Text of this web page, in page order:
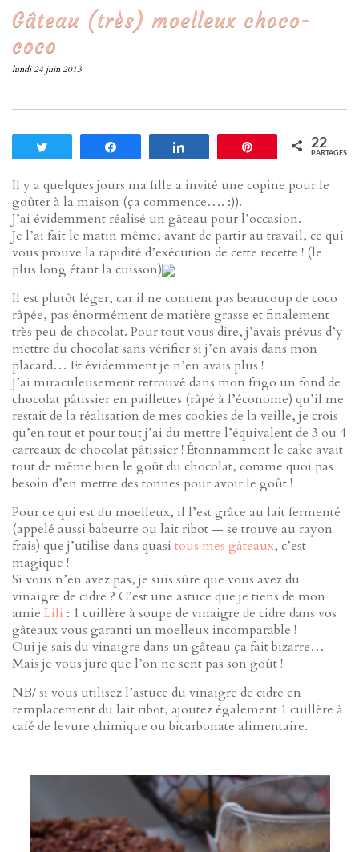
Gâteau (très) moelleux choco-
coco
lundi 24 juin 2013
Enregistrer22
PARTAGES
Il y a quelques jours ma fille a invité une copine pour le
goûter à la maison (ça commence…. :)).
J’ai évidemment réalisé un gâteau pour l’occasion.
Je l’ai fait le matin même, avant de partir au travail, ce qui
vous prouve la rapidité d’exécution de cette recette ! (le
plus long étant la cuisson)
Il est plutôt léger, car il ne contient pas beaucoup de coco
râpée, pas énormément de matière grasse et finalement
très peu de chocolat. Pour tout vous dire, j’avais prévus d’y
mettre du chocolat sans vérifier si j’en avais dans mon
placard… Et évidemment je n’en avais plus !
J’ai miraculeusement retrouvé dans mon frigo un fond de
chocolat pâtissier en paillettes (râpé à l’économe) qu’il me
restait de la réalisation de mes cookies de la veille, je crois
qu’en tout et pour tout j’ai du mettre l’équivalent de 3 ou 4
carreaux de chocolat pâtissier ! Étonnamment le cake avait
tout de même bien le goût du chocolat, comme quoi pas
besoin d’en mettre des tonnes pour avoir le goût !
Pour ce qui est du moelleux, il l’est grâce au lait fermenté
(appelé aussi babeurre ou lait ribot — se trouve au rayon
frais) que j’utilise dans quasi tous mes gâteaux, c’est
magique !
Si vous n’en avez pas, je suis sûre que vous avez du
vinaigre de cidre ? C’est une astuce que je tiens de mon
amie Lili : 1 cuillère à soupe de vinaigre de cidre dans vos
gâteaux vous garanti un moelleux incomparable !
Oui je sais du vinaigre dans un gâteau ça fait bizarre…
Mais je vous jure que l’on ne sent pas son goût !
NB/ si vous utilisez l’astuce du vinaigre de cidre en
remplacement du lait ribot, ajoutez également 1 cuillère à
café de levure chimique ou bicarbonate alimentaire.